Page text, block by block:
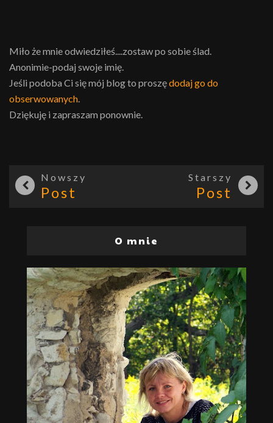
Miło że mnie odwiedziłeś....zostaw po sobie ślad.
Anonimie-podaj swoje imię.
Jeśli podoba Ci się mój blog to proszędodaj go do
obserwowanych
Dziękuję i zapraszam ponownie.
Nowszy
Post
Starszy
Post
O mnie